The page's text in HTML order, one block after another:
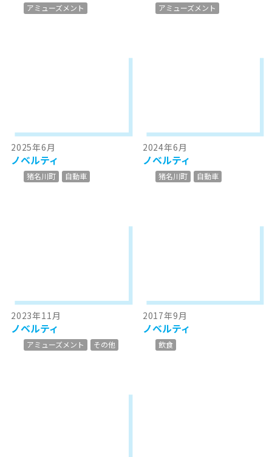
アミューズメント アミューズメント
2025年6月
ノベルティ
猪名川町 自動車
2024年6月
ノベルティ
猪名川町 自動車
2023年11月
ノベルティ
アミューズメント その他
2017年9月
ノベルティ
飲食